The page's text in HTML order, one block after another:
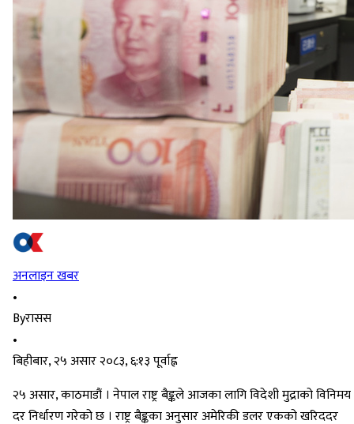
अनलाइन खबर
•
Byरासस
•
बिहीबार, २५ असार २०८३, ६:१३ पूर्वाह्न
२५ असार, काठमाडौं । नेपाल राष्ट्र बैङ्कले आजका लागि विदेशी मुद्राको विनिमय
दर निर्धारण गरेको छ । राष्ट्र बैङ्कका अनुसार अमेरिकी डलर एकको खरिददर